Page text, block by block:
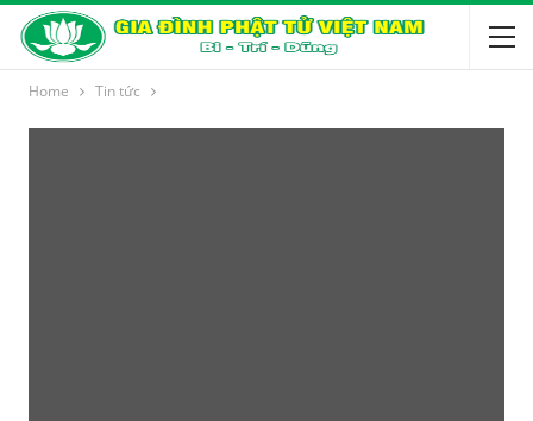
Home Tin tức